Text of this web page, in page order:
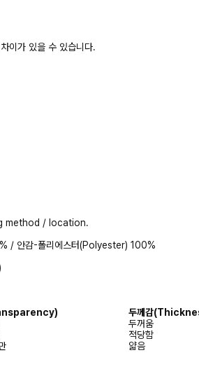
이가 있을 수 있습니다.
method / location.
/ 안감-폴리에스터(Polyester) 100%
두께감
두꺼움
적당함
얇음